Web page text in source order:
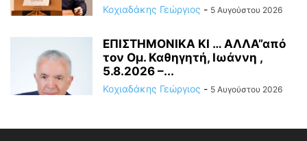
Κοχιαδάκης Γεώργιος - 5 Αυγούστου 2026
ΕΠΙΣΤΗΜΟΝΙΚΑ ΚΙ … ΑΛΛΑ”από
τον Ομ. Καθηγητή, Ιωάννη ,
5.8.2026 –...
Κοχιαδάκης Γεώργιος - 5 Αυγούστου 2026